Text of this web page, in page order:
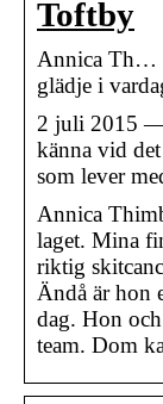
Toftby
Annica Th…
glädje i
2 juli 2015 —
känna vid
som lever
Annica
laget. Mina
riktig
Ändå är hon
dag. Hon
team. Dom